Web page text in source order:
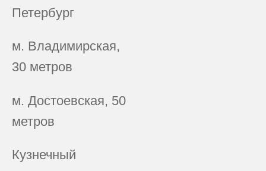
Петербург
м. Владимирская,
30 метров
м. Достоевская, 50
метров
Кузнечный